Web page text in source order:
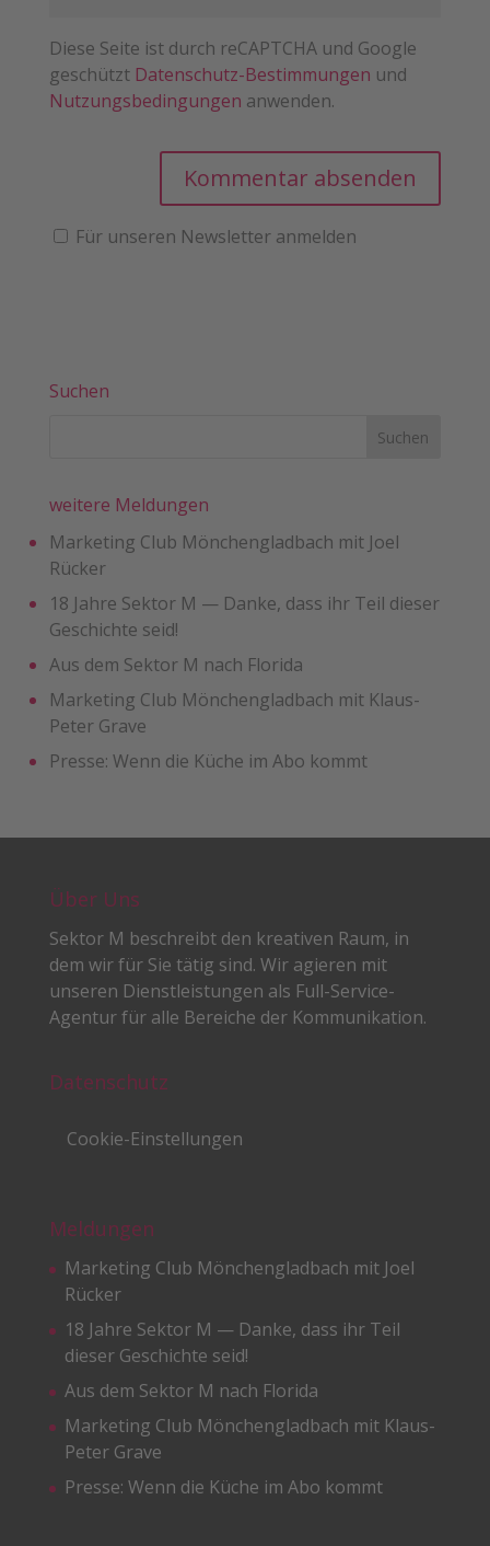
Diese Seite ist durch reCAPTCHA und Google
geschützt Datenschutz-Bestimmungen und
Nutzungsbedingungen anwenden.
Für unseren Newsletter anmelden
Suchen
weitere Meldungen
Marketing Club Mönchengladbach mit Joel
Rücker
18 Jahre Sektor M — Danke, dass ihr Teil dieser
Geschichte seid!
Aus dem Sektor M nach Florida
Marketing Club Mönchengladbach mit Klaus-
Peter Grave
Presse: Wenn die Küche im Abo kommt
Über Uns
Sektor M beschreibt den kreativen Raum, in
dem wir für Sie tätig sind. Wir agieren mit
unseren Dienstleistungen als Full-Service-
Agentur für alle Bereiche der Kommunikation.
Datenschutz
Cookie-Einstellungen
Meldungen
Marketing Club Mönchengladbach mit Joel
Rücker
18 Jahre Sektor M — Danke, dass ihr Teil
dieser Geschichte seid!
Aus dem Sektor M nach Florida
Marketing Club Mönchengladbach mit Klaus-
Peter Grave
Presse: Wenn die Küche im Abo kommt